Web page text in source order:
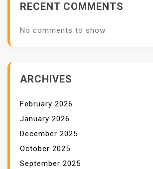
RECENT COMMENTS
No comments to show.
ARCHIVES
February 2026
January 2026
December 2025
October 2025
September 2025